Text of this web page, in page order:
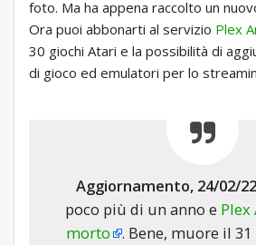
foto. Ma ha appena raccolto un
Ora puoi abbonarti al servizio Plex
30 giochi Atari e la possibilità di
di gioco ed emulatori per lo
Aggiornamento, 24/02/
poco più di un anno e Plex
morto
. Bene, muore il 31